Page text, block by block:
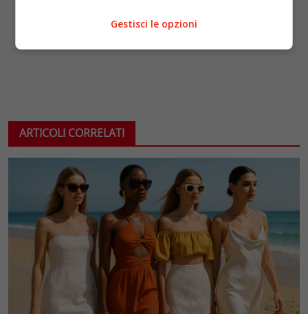
ARTICOLI CORRELATI
Gestisci le opzioni